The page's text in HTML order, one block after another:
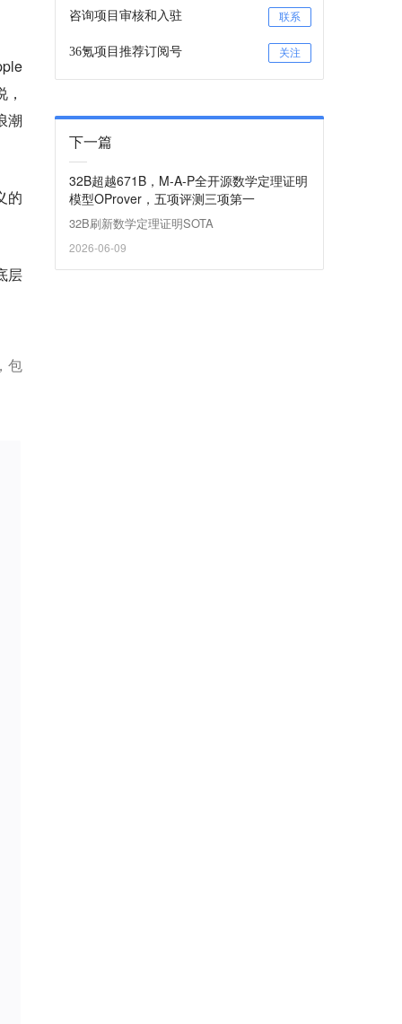
潮
的
层
包
咨询项目审核和入驻 联系
36氪项目推荐订阅号 关注
下一篇
32B超越671B，M-A-P全开源数学定理证明
模型OProver，五项评测三项第一
32B刷新数学定理证明SOTA
2026-06-09